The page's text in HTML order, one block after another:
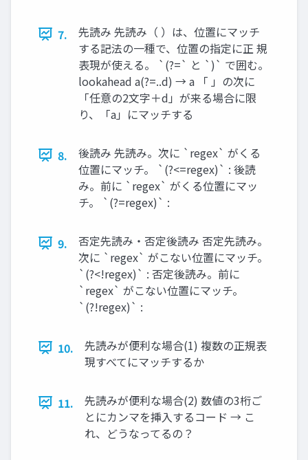
7.
先読み 先読み（ ）は、位置にマッチ
する記法の一種で、位置の指定に正 規
表現が使える。 `(?=` と `)` で囲む。
lookahead a(?=..d) → a 「 」の次に
「任意の2文字＋d」が来る場合に限
り、「a」にマッチする
8.
後読み 先読み。次に `regex` がくる
位置にマッチ。 `(?<=regex)` : 後読
み。前に `regex` がくる位置にマッ
チ。 `(?=regex)` :
9.
否定先読み・否定後読み 否定先読み。
次に `regex` がこない位置にマッチ。
`(?<!regex)` : 否定後読み。前に
`regex` がこない位置にマッチ。
`(?!regex)` :
10.
先読みが便利な場合(1) 複数の正規表
現すべてにマッチするか
11.
先読みが便利な場合(2) 数値の3桁ご
とにカンマを挿入するコード → こ
れ、どうなってるの？